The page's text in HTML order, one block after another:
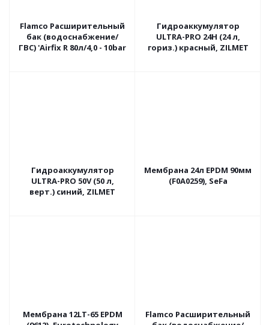
Flamco Расширительный
бак (водоснабжение/
ГВС) 'Airfix R 80л/4,0 - 10bar
Гидроаккумулятор
ULTRA-PRO 24H (24 л,
гориз.) красный, ZILMET
Гидроаккумулятор
ULTRA-PRO 50V (50 л,
верт.) синий, ZILMET
Мембрана 24л EPDM 90мм
(F0A0259), SeFa
Мембрана 12LT-65 EPDM
Flamco Расширительный